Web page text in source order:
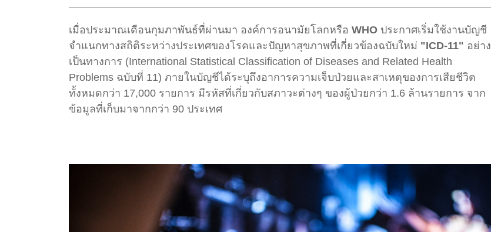
เมื่อประมาณเดือนกุมภาพันธ์ที่ผ่านมา องค์การอนามัยโลกหรือ WHO ประกาศเริ่มใช้งานบัญชี
จำแนกทางสถิติระหว่างประเทศของโรคและปัญหาสุขภาพที่เกี่ยวข้องฉบับใหม่ "ICD-11" อย่าง
เป็นทางการ (International Statistical Classification of Diseases and Related Health
Problems ฉบับที่ 11) ภายในบัญชีได้ระบุถึงอาการความเจ็บป่วยและสาเหตุของการเสียชีวิต
ทั้งหมดกว่า 17,000 รายการ มีรหัสที่เกี่ยวกับสภาวะต่างๆ ของผู้ป่วยกว่า 1.6 ล้านรายการ จาก
ข้อมูลที่เก็บมาจากกว่า 90 ประเทศ